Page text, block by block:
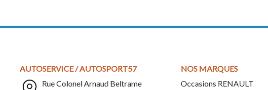
AUTOSERVICE / AUTOSPORT57
Rue Colonel Arnaud Beltrame
NOS MARQUES
Occasions RENAULT